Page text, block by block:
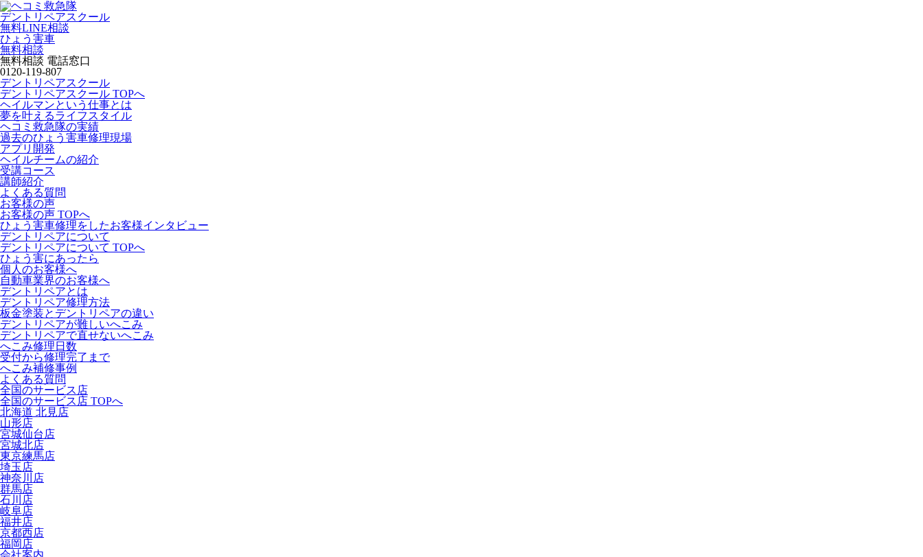
デントリペアスクール
無料LINE相談
ひょう害車
無料相談
無料相談 電話窓口
0120-119-807
デントリペアスクール
デントリペアスクール TOPへ
ヘイルマンという仕事とは
夢を叶えるライフスタイル
ヘコミ救急隊の実績
過去のひょう害車修理現場
アプリ開発
ヘイルチームの紹介
受講コース
講師紹介
よくある質問
お客様の声
お客様の声 TOPへ
ひょう害車修理をしたお客様インタビュー
デントリペアについて
デントリペアについて TOPへ
ひょう害にあったら
個人のお客様へ
自動車業界のお客様へ
デントリペアとは
デントリペア修理方法
板金塗装とデントリペアの違い
デントリペアが難しいへこみ
デントリペアで直せないへこみ
へこみ修理日数
受付から修理完了まで
へこみ補修事例
よくある質問
全国のサービス店
全国のサービス店 TOPへ
北海道 北見店
山形店
宮城仙台店
宮城北店
東京練馬店
埼玉店
神奈川店
群馬店
石川店
岐阜店
福井店
京都西店
福岡店